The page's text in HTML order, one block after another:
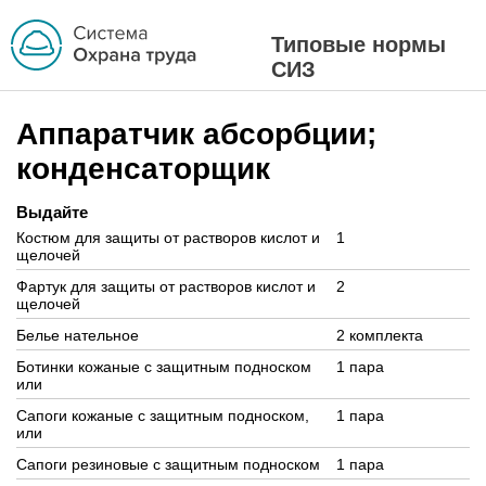
Типовые нормы
СИЗ
Аппаратчик абсорбции;
конденсаторщик
Выдайте
Костюм для защиты от растворов кислот и
щелочей
1
Фартук для защиты от растворов кислот и
щелочей
2
Белье нательное
2 комплекта
Ботинки кожаные с защитным подноском
или
1 пара
Сапоги кожаные с защитным подноском,
или
1 пара
Сапоги резиновые с защитным подноском
1 пара